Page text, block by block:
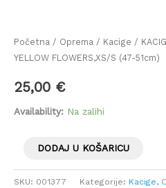
Početna / Oprema / Kacige /
YELLOW FLOWERS,XS/S (47-51cm)
25,00 €
Availability: Na zalihi
DODAJ U KOŠARICU
SKU: 001377 Kategorije: Kacige,